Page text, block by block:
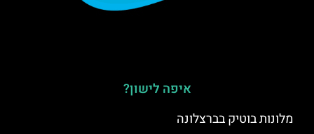
איפה לישון?
מלונות בוטיק בברצלונה